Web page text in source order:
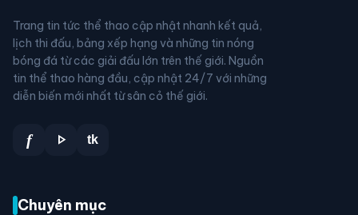
Trang tin tức thể thao cập nhật nhanh kết quả,
lịch thi đấu, bảng xếp hạng và những tin nóng
bóng đá từ các giải đấu lớn trên thế giới. Nguồn
tin thể thao hàng đầu, cập nhật 24/7 với những
diễn biến mới nhất từ sân cỏ thế giới.
f play_arrow tk
Chuyên mục